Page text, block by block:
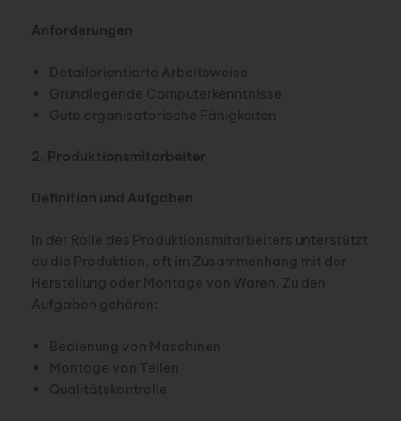
Anforderungen
Detailorientierte Arbeitsweise
Grundlegende Computerkenntnisse
Gute organisatorische Fähigkeiten
2. Produktionsmitarbeiter
Definition und Aufgaben
In der Rolle des Produktionsmitarbeiters unterstützt
du die Produktion, oft im Zusammenhang mit der
Herstellung oder Montage von Waren. Zu den
Aufgaben gehören:
Bedienung von Maschinen
Montage von Teilen
Qualitätskontrolle